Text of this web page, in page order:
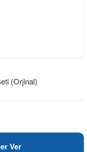
(Orjinal)
Ver